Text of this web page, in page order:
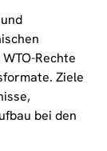
Rechte
Ziele
bei den